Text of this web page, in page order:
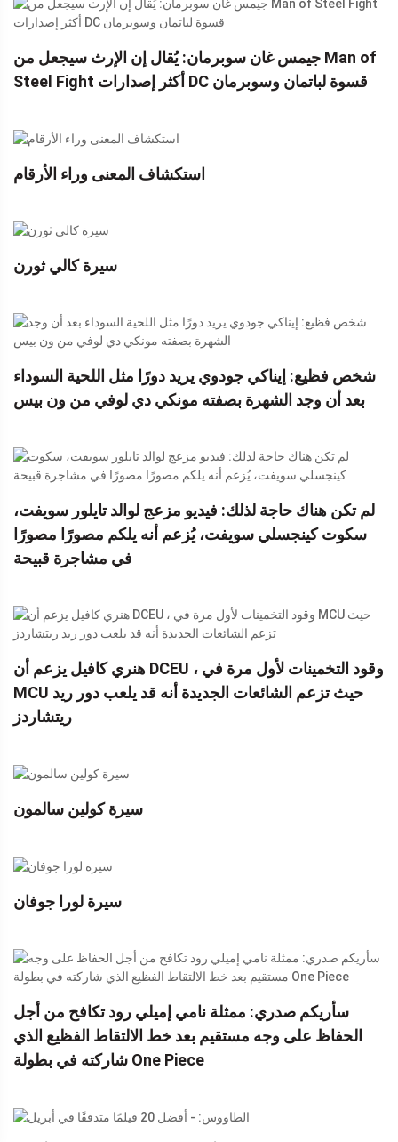
جيمس غان سوبرمان: يُقال إن الإرث سيجعل من Man of
Steel Fight أكثر إصدارات DC قسوة لباتمان وسوبرمان
استكشاف المعنى وراء الأرقام
سيرة كالي ثورن
شخص فظيع: إيناكي جودوي يريد دورًا مثل اللحية السوداء
بعد أن وجد الشهرة بصفته مونكي دي لوفي من ون بيس
لم تكن هناك حاجة لذلك: فيديو مزعج لوالد تايلور سويفت،
سكوت كينجسلي سويفت، يُزعم أنه يلكم مصورًا مصورًا
في مشاجرة قبيحة
هنري كافيل يزعم أن DCEU ، وقود التخمينات لأول مرة في
MCU حيث تزعم الشائعات الجديدة أنه قد يلعب دور ريد
ريتشاردز
سيرة كولين سالمون
سيرة لورا جوفان
سأريكم صدري: ممثلة نامي إميلي رود تكافح من أجل
الحفاظ على وجه مستقيم بعد خط الالتقاط الفظيع الذي
شاركته في بطولة One Piece